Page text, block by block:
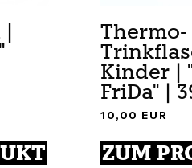
|
Thermo-
Kinder |
FriDa" |
10,00 EUR
ZUM